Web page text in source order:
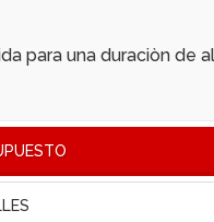
para una duraciòn de